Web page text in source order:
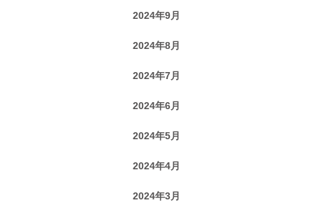
2024年9月
2024年8月
2024年7月
2024年6月
2024年5月
2024年4月
2024年3月